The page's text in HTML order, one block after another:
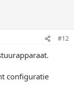
#12
configuratie